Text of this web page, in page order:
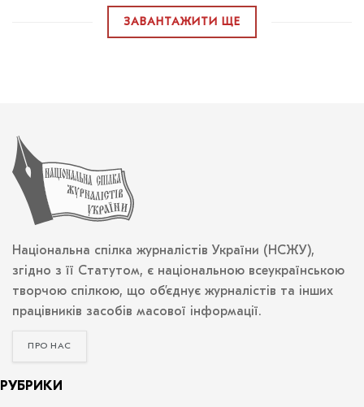
ЗАВАНТАЖИТИ ЩЕ
Національна спілка журналістів України (НСЖУ),
згідно з її Статутом, є національною всеукраїнською
творчою спілкою, що об’єднує журналістів та інших
працівників засобів масової інформації.
ПРО НАС
РУБРИКИ